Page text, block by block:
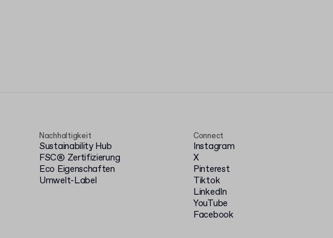
Nachhaltigkeit
Sustainability Hub
FSC® Zertifizierung
Eco Eigenschaften
Umwelt-Label
Connect
Instagram
X
Pinterest
Tiktok
LinkedIn
YouTube
Facebook